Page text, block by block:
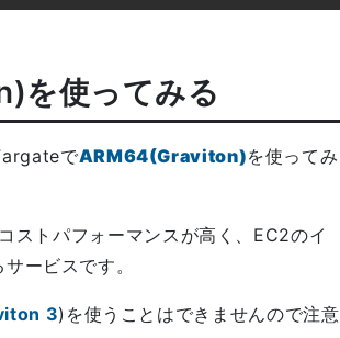
を使ってみる
でARM64(Graviton)を使ってみ
トパフォーマンスが高く、EC2のイ
ービスです。
3)を使うことはできませんので注意